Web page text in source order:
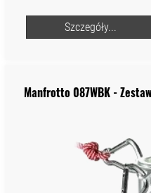
Szczegóły...
Manfrotto 087WBK -